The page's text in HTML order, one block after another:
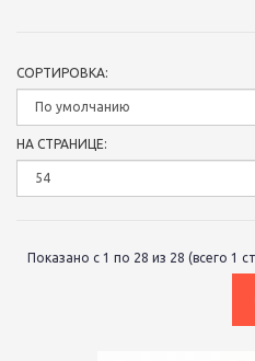
СОРТИРОВКА:
НА СТРАНИЦЕ:
Показано с 1 по 28 из 28 (всего 1